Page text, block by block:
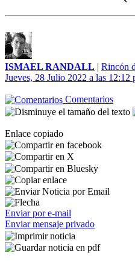
ISMAEL RANDALL | Rincón
Jueves, 28 Julio 2022 a las 12:12
Comentarios
Enlace copiado
Enviar por e-mail
Enviar mensaje privado